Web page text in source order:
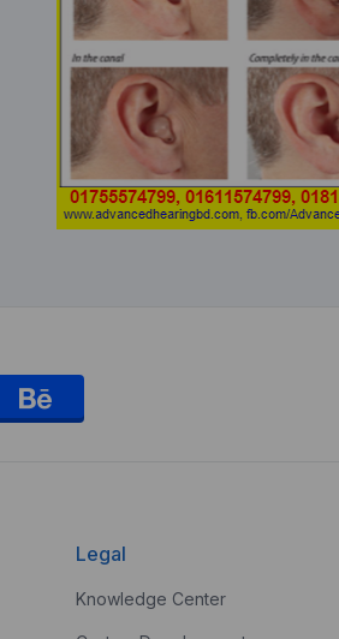
Legal
Knowledge Center